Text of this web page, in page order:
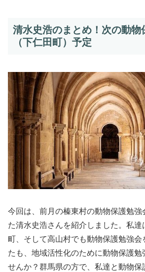
清水史浩のまとめ！次の動物
（下仁田町）予定
今回は、前月の榛東村の動物保護勉強
た清水史浩さんを紹介しました。私達
町、そして高山村でも動物保護勉強会
たも、地域活性化のために動物保護勉
せんか？群馬県の方で、私達と動物保